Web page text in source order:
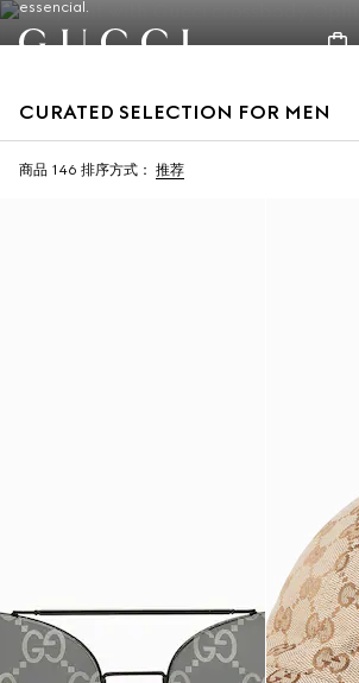
essencial.
CURATED SELECTION FOR MEN
商品 146 排序方式： 推荐